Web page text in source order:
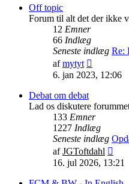
Off topic
Forum til alt det der ikke
12 Emner
66 Indlæg
Seneste indlæg Re:
afmytyt
det
6. jan 2023, 12:06
Debat om debat
Lad os diskutere
133 Emner
1227 Indlæg
Seneste indlæg
afJGToftdahl
det
16. jul 2026, 13:21